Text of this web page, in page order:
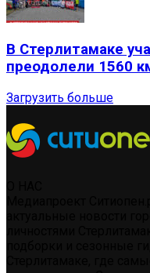
В Стерлитамаке
преодолели 1560
Загрузить больше